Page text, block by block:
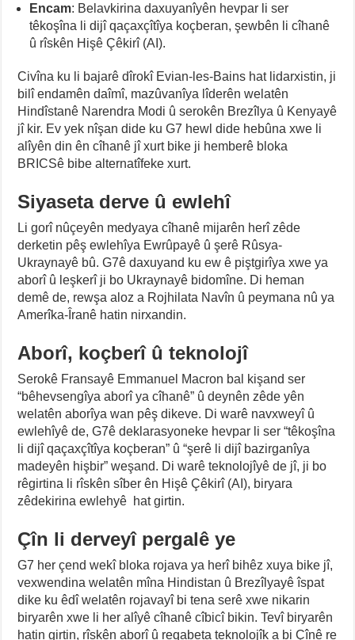
Encam: Belavkirina daxuyanîyên hevpar li ser
têkoşîna li dijî qaçaxçîtîya koçberan, şewbên li cîhanê
û rîskên Hişê Çêkirî (AI).
Civîna ku li bajarê dîrokî Evian-les-Bains hat lidarxistin, ji
bilî endamên daîmî, mazûvanîya lîderên welatên
Hindîstanê Narendra Modi û serokên Brezîlya û Kenyayê
jî kir. Ev yek nîşan dide ku G7 hewl dide hebûna xwe li
alîyên din ên cîhanê jî xurt bike ji hemberê bloka
BRICSê bibe alternatîfeke xurt.
Siyaseta derve û ewlehî
Li gorî nûçeyên medyaya cîhanê mijarên herî zêde
derketin pêş ewlehîya Ewrûpayê û şerê Rûsya-
Ukraynayê bû. G7ê daxuyand ku ew ê piştgirîya xwe ya
aborî û leşkerî ji bo Ukraynayê bidomîne. Di heman
demê de, rewşa aloz a Rojhilata Navîn û peymana nû ya
Amerîka-Îranê hatin nirxandin.
Aborî, koçberî û teknolojî
Serokê Fransayê Emmanuel Macron bal kişand ser
“bêhevsengîya aborî ya cîhanê” û deynên zêde yên
welatên aborîya wan pêş dikeve. Di warê navxweyî û
ewlehîyê de, G7ê deklarasyoneke hevpar li ser “têkoşîna
li dijî qaçaxçîtîya koçberan” û “şerê li dijî bazirganîya
madeyên hişbir” weşand. Di warê teknolojîyê de jî, ji bo
rêgirtina li rîskên sîber ên Hişê Çêkirî (AI), biryara
zêdekirina ewlehyê hat girtin.
Çîn li derveyî pergalê ye
G7 her çend wekî bloka rojava ya herî bihêz xuya bike jî,
vexwendina welatên mîna Hindistan û Brezîlyayê îspat
dike ku êdî welatên rojavayî bi tena serê xwe nikarin
biryarên xwe li her alîyê cîhanê cîbicî bikin. Tevî biryarên
hatin girtin, rîskên aborî û reqabeta teknolojîk a bi Çînê re